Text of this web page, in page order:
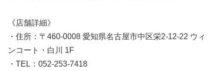
《店舗詳細》
・住所：〒460-0008 愛知県名古屋市中区栄2-12-22 ウィ
ンコート・白川 1F
・TEL：052-253-7418